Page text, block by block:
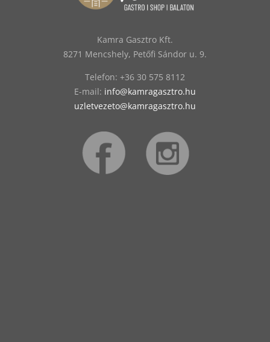
Kamra Gasztro Kft.
8271 Mencshely, Petőfi Sándor u. 9.
Telefon: ‭+36 30 575 8112
E-mail: info@kamragasztro.hu
uzletvezeto@kamragasztro.hu